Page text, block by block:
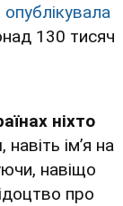
опублікувала
130 тисяч
ніхто
, навіть ім’я на
навіщо
про